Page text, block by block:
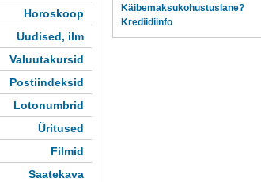
Horoskoop
Uudised, ilm
Valuutakursid
Postiindeksid
Lotonumbrid
Üritused
Filmid
Saatekava
Käibemaksukohustuslane?
Krediidiinfo